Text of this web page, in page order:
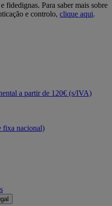
fidedignas. Para saber mais sobre
e controlo, clique aqui.
a partir de 120€ (s/IVA)
fixa nacional)